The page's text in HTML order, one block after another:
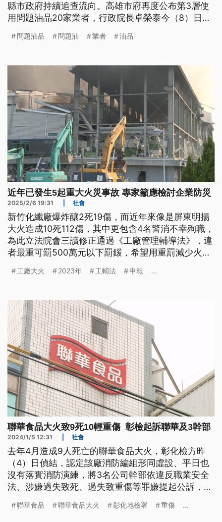
縣市政府持續追查流向。高雄市府再度公布第3層使
用問題油品20家業者，行政院長卓榮泰今（8）日再
問題油品 問題油 業者 油品
近年已發生5起重大火災事故 專家籲應檢討企業防災
2025/2/6 19:31 社會
新竹化纖廠爆炸釀2死19傷，而近年來像是屏東明揚
大火造成10死112傷，其中更包含4名警消不幸殉職，
為此立法院會三讀修正通過《工廠管理輔導法》，違
者最重可罰500萬元以下罰鍰，希望用重罰減少火災
家提醒，應檢討企業防災，因應廠房特性去制定相應
工廠大火 2023年 工輔法 申報 ...
聯華食品大火致9死10輕重傷 彰檢起訴聯華及3幹部
2024/1/5 12:31 社會
去年4月造成9人死亡的聯華食品大火，彰化檢方昨
（4）日偵結，認定該廠消防編組形同虛設、平日也
沒有落實消防演練，將3名公司幹部依違反職業安全
法、涉嫌過失致死、過失致重傷等罪嫌提起公訴，聯
聯華食品 聯華食品大火 彰化地檢署 重傷 ...